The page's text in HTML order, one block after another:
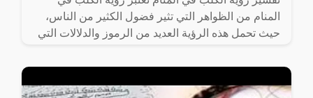
المنام من الظواهر التي تثير فضول الكثير من الناس،
حيث تحمل هذه الرؤية العديد من الرموز والدلالات التي